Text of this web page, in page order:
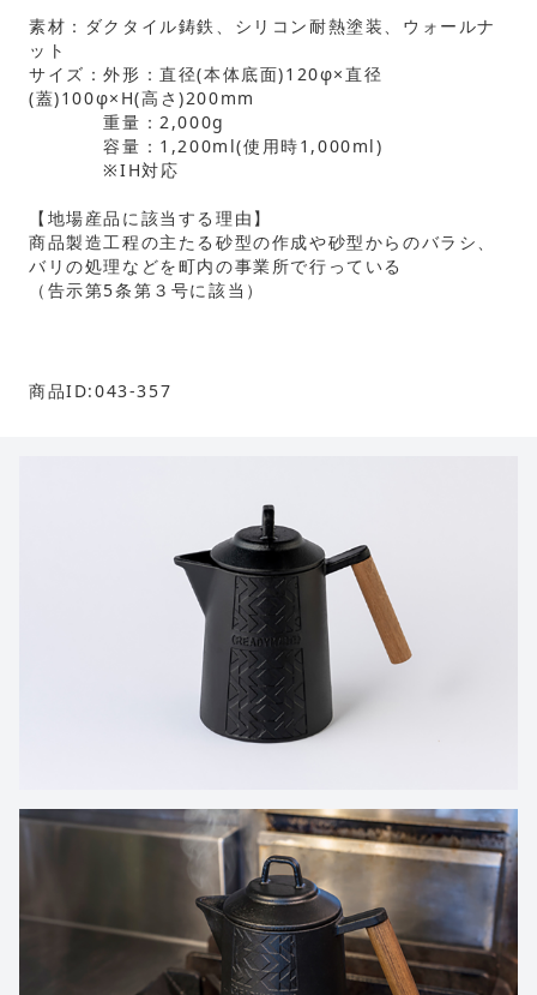
素材：ダクタイル鋳鉄、シリコン耐熱塗装、ウォールナ
ット
サイズ：外形：直径(本体底面)120φ×直径
(蓋)100φ×H(高さ)200mm
重量：2,000g
容量：1,200ml(使用時1,000ml)
※IH対応
【地場産品に該当する理由】
商品製造工程の主たる砂型の作成や砂型からのバラシ、
バリの処理などを町内の事業所で行っている
（告示第5条第３号に該当）
商品ID:043-357